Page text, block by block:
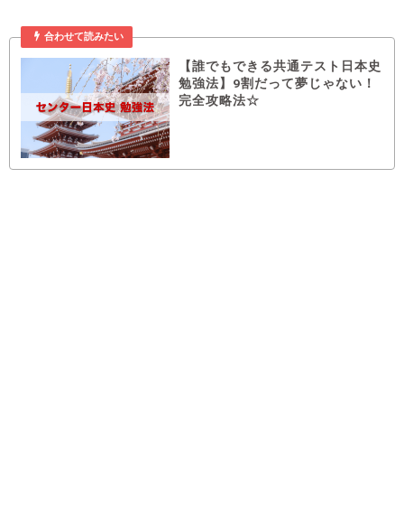
合わせて読みたい
【誰でもできる共通テスト日本史
勉強法】9割だって夢じゃない！
完全攻略法☆